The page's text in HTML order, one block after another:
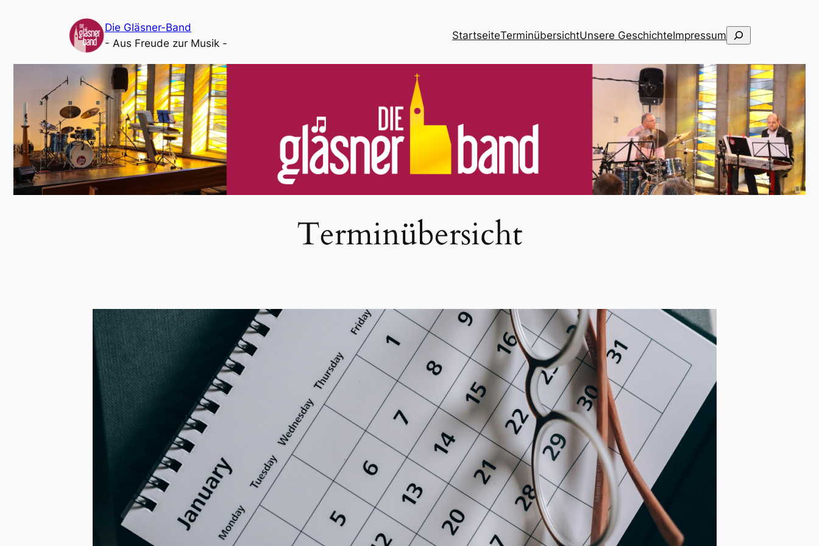
Die Gläsner-Band
- Aus Freude zur Musik -
StartseiteTerminübersichtUnse­re Geschich­teImpres­sum Suchen
Terminübersicht